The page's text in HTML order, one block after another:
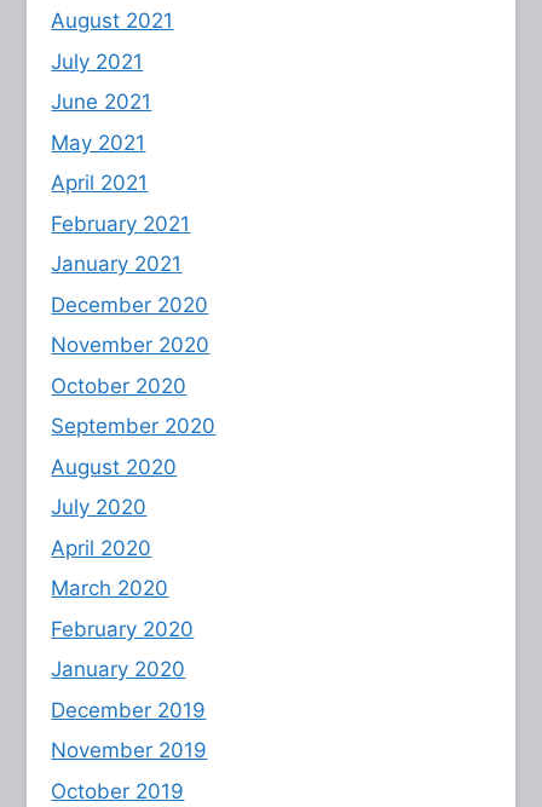
August 2021
July 2021
June 2021
May 2021
April 2021
February 2021
January 2021
December 2020
November 2020
October 2020
September 2020
August 2020
July 2020
April 2020
March 2020
February 2020
January 2020
December 2019
November 2019
October 2019